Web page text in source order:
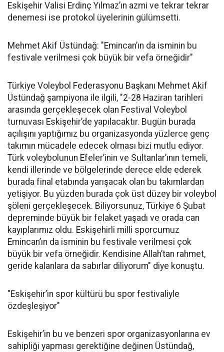
Eskişehir Valisi Erdinç Yılmaz’ın azmi ve tekrar tekrar
denemesi ise protokol üyelerinin gülümsetti.
Mehmet Akif Üstündağ: "Emincan’ın da isminin bu
festivale verilmesi çok büyük bir vefa örneğidir"
Türkiye Voleybol Federasyonu Başkanı Mehmet Akif
Üstündağ şampiyona ile ilgili, "2-28 Haziran tarihleri
arasında gerçekleşecek olan Festival Voleybol
turnuvası Eskişehir’de yapılacaktır. Bugün burada
açılışını yaptığımız bu organizasyonda yüzlerce genç
takımın mücadele edecek olması bizi mutlu ediyor.
Türk voleybolunun Efeler’inin ve Sultanlar’ının temeli,
kendi illerinde ve bölgelerinde derece elde ederek
burada final etabında yarışacak olan bu takımlardan
yetişiyor. Bu yüzden burada çok üst düzey bir voleybol
şöleni gerçekleşecek. Biliyorsunuz, Türkiye 6 Şubat
depreminde büyük bir felaket yaşadı ve orada can
kayıplarımız oldu. Eskişehirli milli sporcumuz
Emincan’ın da isminin bu festivale verilmesi çok
büyük bir vefa örneğidir. Kendisine Allah’tan rahmet,
geride kalanlara da sabırlar diliyorum" diye konuştu.
"Eskişehir’in spor kültürü bu spor festivaliyle
özdeşleşiyor"
Eskişehir’in bu ve benzeri spor organizasyonlarına ev
sahipliği yapması gerektiğine değinen Üstündağ,